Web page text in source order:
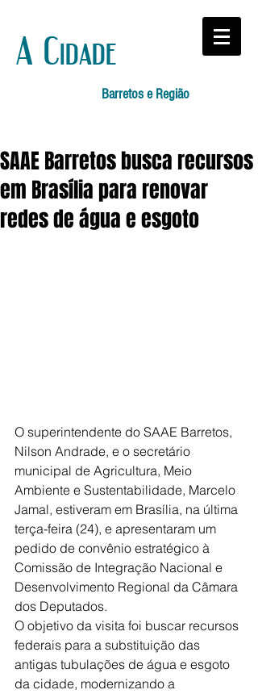
A Cidade
Barretos e Região
SAAE Barretos busca recursos
em Brasília para renovar
redes de água e esgoto
O superintendente do SAAE Barretos,
Nilson Andrade, e o secretário
municipal de Agricultura, Meio
Ambiente e Sustentabilidade, Marcelo
Jamal, estiveram em Brasília, na última
terça-feira (24), e apresentaram um
pedido de convênio estratégico à
Comissão de Integração Nacional e
Desenvolvimento Regional da Câmara
dos Deputados.
O objetivo da visita foi buscar recursos
federais para a substituição das
antigas tubulações de água e esgoto
da cidade, modernizando a